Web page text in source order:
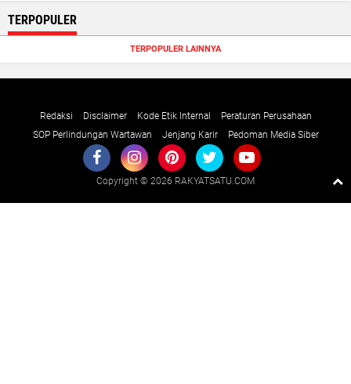
TERPOPULER
TERPOPULER LAINNYA
Redaksi Disclaimer Kode Etik Internal
Peraturan Perusahaan
SOP Perlindungan Wartawan
Jenjang Karir Pedoman Media Siber
Copyright © 2026 RAKYATSATU.COM
Raushan